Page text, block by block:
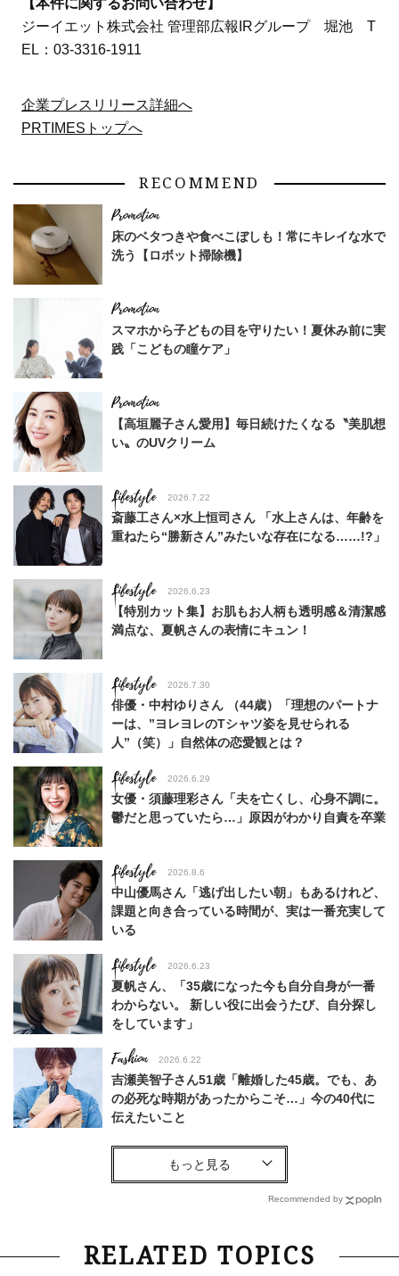
【本件に関するお問い合わせ】
ジーイエット株式会社 管理部広報IRグループ 堀池 T
EL：03-3316-1911
企業プレスリリース詳細へ
PRTIMESトップへ
RECOMMEND
床のベタつきや食べこぼしも！常にキレイな水で
洗う【ロボット掃除機】
スマホから子どもの目を守りたい！夏休み前に実
践「こどもの瞳ケア」
【高垣麗子さん愛用】毎日続けたくなる〝美肌想
い〟のUVクリーム
Lifestyle 2026.7.22
斎藤工さん×水上恒司さん 「水上さんは、年齢を
重ねたら“勝新さん”みたいな存在になる……!?」
Lifestyle 2026.6.23
【特別カット集】お肌もお人柄も透明感＆清潔感
満点な、夏帆さんの表情にキュン！
Lifestyle 2026.7.30
俳優・中村ゆりさん （44歳）「理想のパートナ
ーは、”ヨレヨレのTシャツ姿を見せられる
人”（笑）」自然体の恋愛観とは？
Lifestyle 2026.6.29
女優・須藤理彩さん「夫を亡くし、心身不調に。
鬱だと思っていたら…」原因がわかり自責を卒業
Lifestyle 2026.8.6
中山優馬さん「逃げ出したい朝」もあるけれど、
課題と向き合っている時間が、実は一番充実して
いる
Lifestyle 2026.6.23
夏帆さん、「35歳になった今も自分自身が一番
わからない。 新しい役に出会うたび、自分探し
をしています」
Fashion 2026.6.22
吉瀬美智子さん51歳「離婚した45歳。でも、あ
の必死な時期があったからこそ…」今の40代に
伝えたいこと
Fashion
【40代コンサバ派】白Tシャツは「パール×ゴー
Lifestyle 2026.7.29
「お若いですね」は褒め言葉？“若い＝美しい”と
Recommended by
RELATED TOPICS